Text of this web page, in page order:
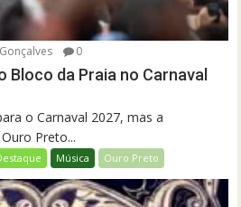
0
Bloco da Praia no Carnaval
o Carnaval 2027, mas a
Preto...
Música Ouro Preto